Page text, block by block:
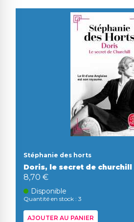
Stéphanie des horts
Doris, le secret de churchill
8,70 €
Disponible
Quantité en stock : 3
AJOUTER AU PANIER